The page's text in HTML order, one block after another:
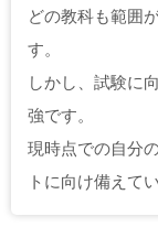
どの教科も範囲
す。
しかし、試験に
強です。
現時点での自分
トに向け備えて